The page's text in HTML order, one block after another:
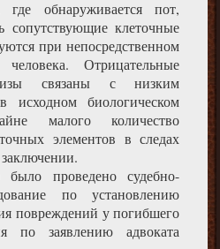
где обнаруживается пот,
сопутствующие клеточные
при непосредственном
Отрицательные
связаны с низким
биологическом
малого количество
элементов в следах
проведено судебно-
по установлению
повреждений у погибшего
по заявлению адвоката